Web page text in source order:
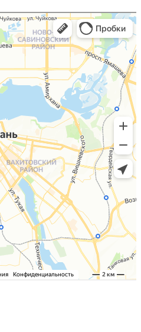
Москвы, ближайшее метро Новокузнецкая —